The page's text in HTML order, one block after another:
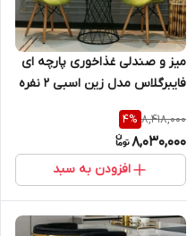
میز و صندلی غذاخوری پارچه ای
فایبرگلاس مدل زین اسبی ۲ نفره
8,418,000
4%
8,030,000
افزودن به سبد